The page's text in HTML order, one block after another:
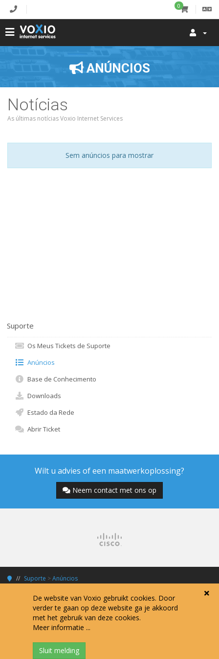
0
ANÚNCIOS
Notícias
As últimas notícias Voxio Internet Services
Sem anúncios para mostrar
Suporte
Os Meus Tickets de Suporte
Anúncios
Base de Conhecimento
Downloads
Estado da Rede
Abrir Ticket
Wilt u advies of een maatwerkoplossing?
Neem contact met ons op
Suporte >Anúncios
Copyright © 2026 Voxio Internet Services.
Algemene voorwaarden
Privacy policy
De website van Voxio gebruikt cookies. Door
verder te gaan op deze website ga je akkoord
met het gebruik van deze cookies.
Meer informatie ...